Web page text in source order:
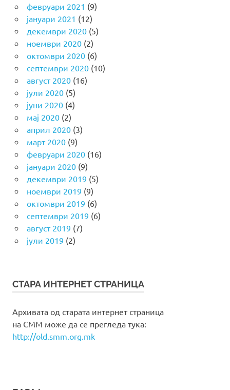
февруари 2021 (9)
јануари 2021 (12)
декември 2020(5)
ноември 2020(2)
октомври 2020(6)
септември 2020(10)
август 2020(16)
јули 2020(5)
јуни 2020(4)
мај 2020(2)
април 2020(3)
март 2020(9)
февруари 2020(16)
јануари 2020(9)
декември 2019 (5)
ноември 2019 (9)
октомври 2019 (6)
септември 2019 (6)
август 2019 (7)
јули 2019 (2)
СТАРА ИНТЕРНЕТ СТРАНИЦА
Архивата од старата интернет страница
на СММ може да се прегледа тука:
http://old.smm.org.mk